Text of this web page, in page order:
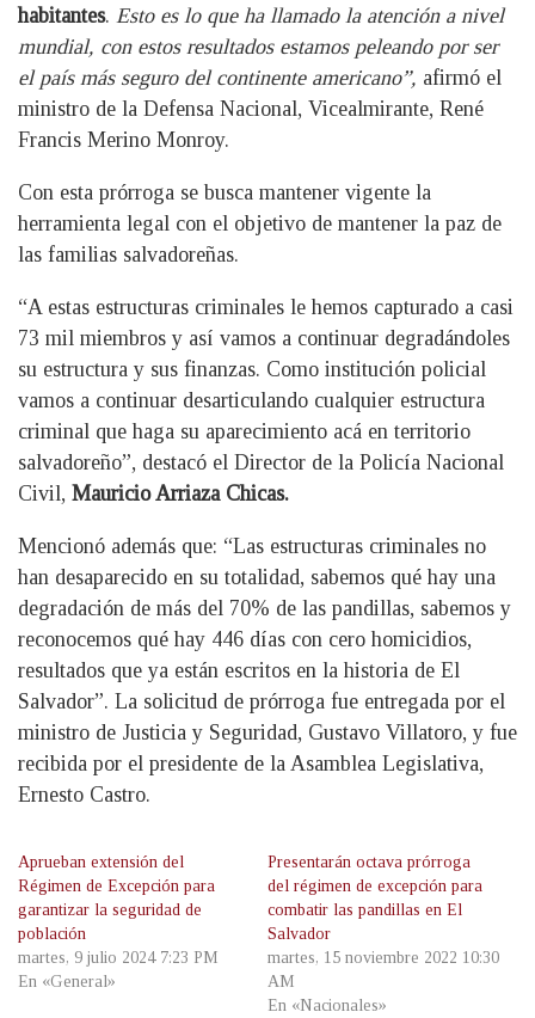
habitantes. Esto es lo que ha llamado la atención a nivel
mundial, con estos resultados estamos peleando por ser
el país más seguro del continente americano”, afirmó el
ministro de la Defensa Nacional, Vicealmirante, René
Francis Merino Monroy.
Con esta prórroga se busca mantener vigente la
herramienta legal con el objetivo de mantener la paz de
las familias salvadoreñas.
“A estas estructuras criminales le hemos capturado a casi
73 mil miembros y así vamos a continuar degradándoles
su estructura y sus finanzas. Como institución policial
vamos a continuar desarticulando cualquier estructura
criminal que haga su aparecimiento acá en territorio
salvadoreño”, destacó el Director de la Policía Nacional
Civil, Mauricio Arriaza Chicas.
Mencionó además que: “Las estructuras criminales no
han desaparecido en su totalidad, sabemos qué hay una
degradación de más del 70% de las pandillas, sabemos y
reconocemos qué hay 446 días con cero homicidios,
resultados que ya están escritos en la historia de El
Salvador”. La solicitud de prórroga fue entregada por el
ministro de Justicia y Seguridad, Gustavo Villatoro, y fue
recibida por el presidente de la Asamblea Legislativa,
Ernesto Castro.
Aprueban extensión del
Régimen de Excepción para
garantizar la seguridad de
población
martes, 9 julio 2024 7:23 PM
En «General»
Presentarán octava prórroga
del régimen de excepción para
combatir las pandillas en El
Salvador
martes, 15 noviembre 2022 10:30
AM
En «Nacionales»